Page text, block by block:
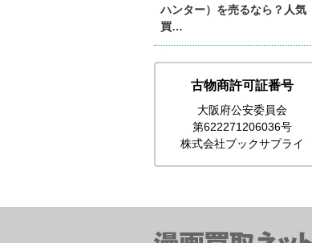
ハンター）を売るなら？人気
買…
古物商許可証番号
大阪府公安委員会
第622271206036号
株式会社ブックサプライ